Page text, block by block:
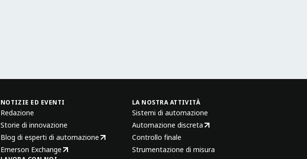
NOTIZIE ED EVENTI
Redazione
Storie di innovazione
Blog di esperti di automazione
Emerson Exchange
LA NOSTRA ATTIVITÀ
Sistemi di automazione
Automazione discreta
Controllo finale
Strumentazione di misura